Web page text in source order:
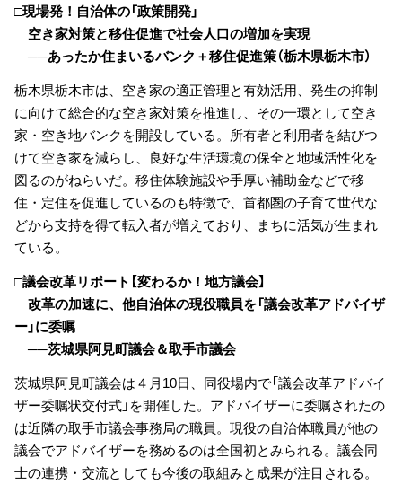
□現場発！自治体の「政策開発」
空き家対策と移住促進で社会人口の増加を実現
──あったか住まいるバンク＋移住促進策（栃木県栃木市）
栃木県栃木市は、空き家の適正管理と有効活用、発生の抑制
に向けて総合的な空き家対策を推進し、その一環として空き
家・空き地バンクを開設している。所有者と利用者を結びつ
けて空き家を減らし、良好な生活環境の保全と地域活性化を
図るのがねらいだ。移住体験施設や手厚い補助金などで移
住・定住を促進しているのも特徴で、首都圏の子育て世代な
どから支持を得て転入者が増えており、まちに活気が生まれ
ている。
□議会改革リポート【変わるか！地方議会】
改革の加速に、他自治体の現役職員を「議会改革アドバイザ
ー」に委嘱
──茨城県阿見町議会＆取手市議会
茨城県阿見町議会は４月10日、同役場内で「議会改革アドバイ
ザー委嘱状交付式」を開催した。アドバイザーに委嘱されたの
は近隣の取手市議会事務局の職員。現役の自治体職員が他の
議会でアドバイザーを務めるのは全国初とみられる。議会同
士の連携・交流としても今後の取組みと成果が注目される。